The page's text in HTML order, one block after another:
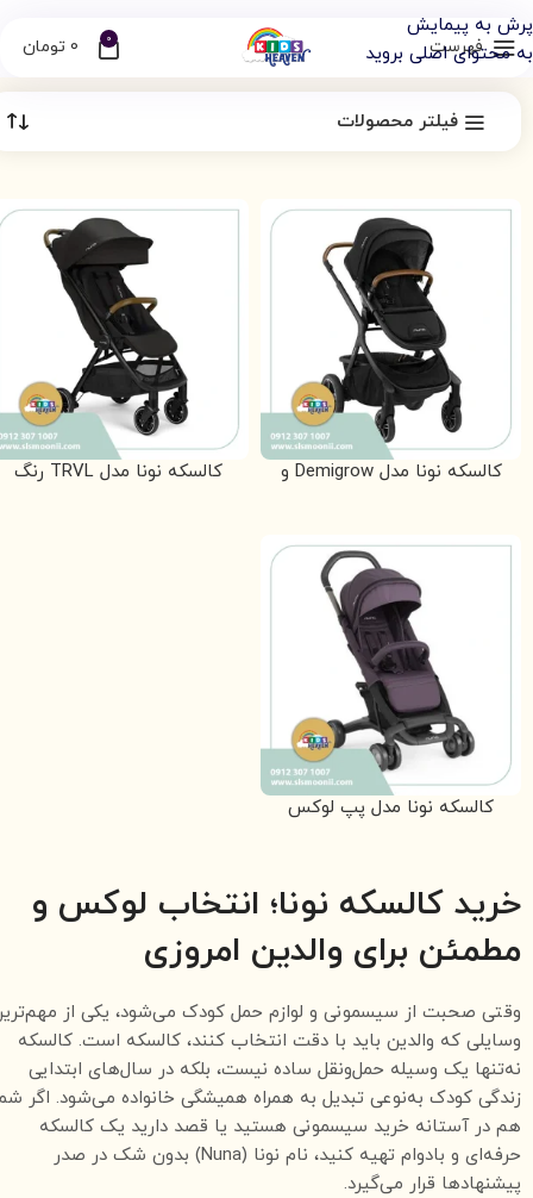
پرش به پیمایش
به محتوای اصلی بروید
فهرست 0
0 تومان
فیلتر محصولات
کالسکه نونا مدل Demigrow و
کالسکه نونا مدل TRVL رنگ
کالسکه نونا مدل پپ لوکس
خرید کالسکه نونا؛ انتخاب لوکس و
مطمئن برای والدین امروزی
وقتی صحبت از سیسمونی و لوازم حمل کودک می‌شود، یکی از
وسایلی که والدین باید با دقت انتخاب کنند، کالسکه است. کالسکه
نه‌تنها یک وسیله حمل‌ونقل ساده نیست، بلکه در سال‌های ابتدایی
زندگی کودک به‌نوعی تبدیل به همراه همیشگی خانواده می‌شود. اگر
هم در آستانه خرید سیسمونی هستید یا قصد دارید یک کالسکه
حرفه‌ای و بادوام تهیه کنید، نام نونا (Nuna) بدون شک در صدر
پیشنهادها قرار می‌گیرد.
بهشت کودکان تنها فروشگاه 1000 متری در ایران